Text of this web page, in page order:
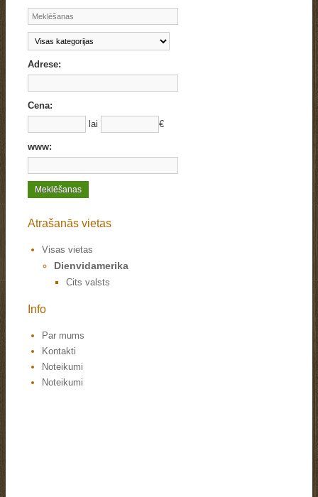
Adrese:
Cena:
lai
€
www:
Atrašanās vietas
Visas vietas
Dienvidamerika
Cits valsts
Info
Par mums
Kontakti
Noteikumi
Noteikumi